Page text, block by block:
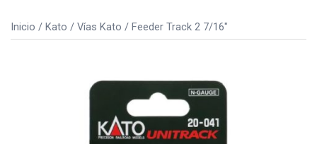
Inicio / Kato / Vías Kato / Feeder Track 2 7/16″